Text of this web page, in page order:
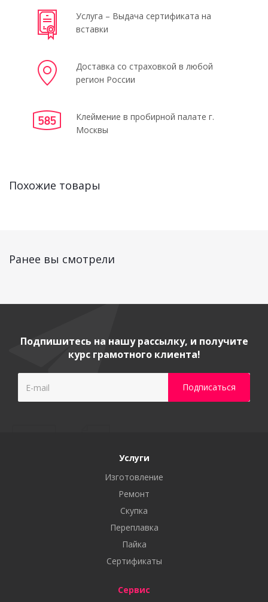
Услуга – Выдача сертификата на
вставки
Доставка со страховкой в любой
регион России
Клеймение в пробирной палате г.
Москвы
Похожие товары
Ранее вы смотрели
Подпишитесь на нашу рассылку, и получите
курс грамотного клиента!
Услуги
Изготовление
Ремонт
Скупка
Переплавка
Пайка
Сертификаты
Сервис